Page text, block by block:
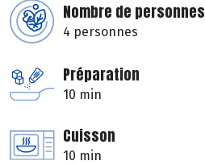
Nombre de personnes
4 personnes
Préparation
10 min
Cuisson
10 min